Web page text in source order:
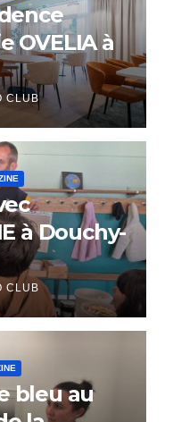
OVELIA à
CLUB
à Douchy-
CLUB
bleu au